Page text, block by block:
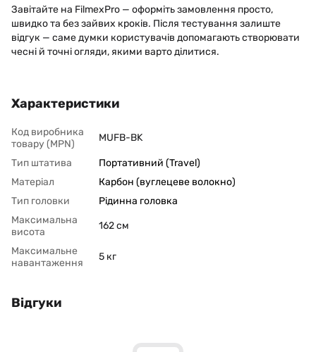
Завітайте на FilmexPro — оформіть замовлення просто,
швидко та без зайвих кроків. Після тестування залиште
відгук — саме думки користувачів допомагають створювати
чесні й точні огляди, якими варто ділитися.
Характеристики
Код виробника
товару (MPN)
MUFB-BK
Тип штатива
Портативний (Travel)
Матеріал
Карбон (вуглецеве волокно)
Тип головки
Рідинна головка
Максимальна
висота
162 см
Максимальне
навантаження
5 кг
Відгуки